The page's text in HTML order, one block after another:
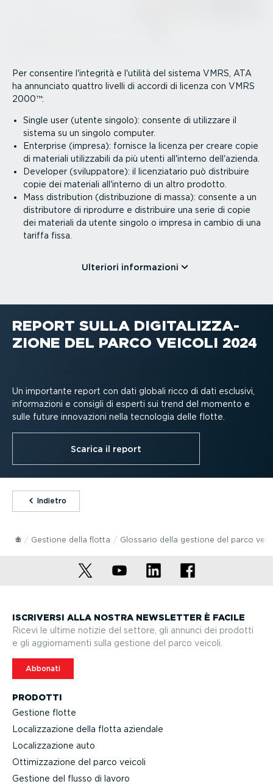
Per consentire l'integrità e l'utilità del sistema VMRS, ATA
ha annunciato quattro livelli di accordi di licenza con VMRS
2000™:
Single user (utente singolo): consente di utilizzare il
sistema su un singolo computer.
Enterprise (impresa): fornisce la licenza per creare copie
di materiali utiliz­zabili da più utenti all'interno dell'azienda.
Developer (svilup­patore): il licen­zia­tario può distribuire
copie dei materiali all'interno di un altro prodotto.
Mass distri­bution (distri­bu­zione di massa): consente a un
distri­butore di riprodurre e distribuire una serie di copie
dei materiali da utente singolo o impresa in cambio di una
tariffa fissa.
Ulteriori infor­ma­zioni
REPORT SULLA DIGITA­LIZ­ZA­
ZIONE DEL PARCO VEICOLI 2024
Un importante report con dati globali ricco di dati esclusivi,
infor­ma­zioni e consigli di esperti sui trend del momento e
sulle future innovazioni nella tecnologia delle flotte.
Scarica il report
⁠Indietro
Gestione della flotta Glossario della gestione del parco
PRODOTTI
Gestione flotte
Localiz­za­zione della flotta aziendale
Localiz­za­zione auto
Ottimiz­za­zione del parco veicoli
Gestione del flusso di lavoro
ISCRIVERSI ALLA NOSTRA NEWSLETTER È FACILE
Ricevi le ultime notizie del settore, gli annunci dei prodotti
e gli aggior­na­menti sulla gestione del parco veicoli.
Abbonati